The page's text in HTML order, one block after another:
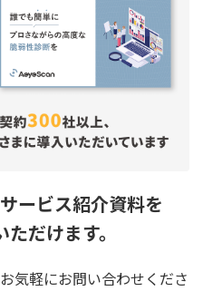
ービス紹介資料を
だけます。
気軽にお問い合わせくださ